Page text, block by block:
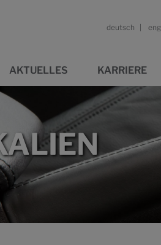
deutsch
AKTUELLES KARRIERE